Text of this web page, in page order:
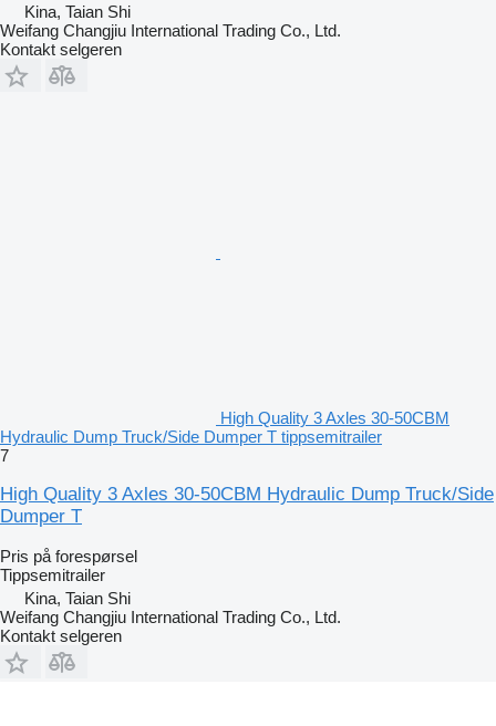
Kina, Taian Shi
Weifang Changjiu International Trading Co., Ltd.
Kontakt selgeren
High Quality 3 Axles 30-50CBM
Hydraulic Dump Truck/Side Dumper T tippsemitrailer
7
High Quality 3 Axles 30-50CBM Hydraulic Dump Truck/Side
Dumper T
Pris på forespørsel
Tippsemitrailer
Kina, Taian Shi
Weifang Changjiu International Trading Co., Ltd.
Kontakt selgeren